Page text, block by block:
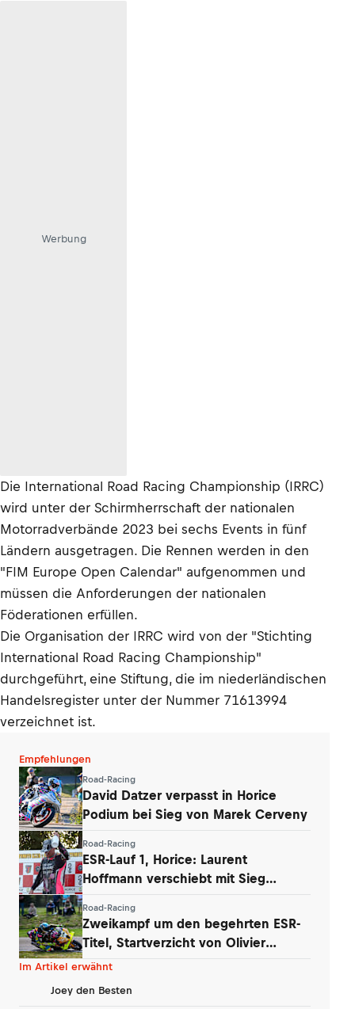
Werbung
Die International Road Racing Championship (IRRC)
wird unter der Schirmherrschaft der nationalen
Motorradverbände 2023 bei sechs Events in fünf
Ländern ausgetragen. Die Rennen werden in den
"FIM Europe Open Calendar" aufgenommen und
müssen die Anforderungen der nationalen
Föderationen erfüllen.
Die Organisation der IRRC wird von der "Stichting
International Road Racing Championship"
durchgeführt, eine Stiftung, die im niederländischen
Handelsregister unter der Nummer 71613994
verzeichnet ist.
Empfehlungen
Road-Racing
David Datzer verpasst in Horice
Podium bei Sieg von Marek Cerveny
Road-Racing
ESR-Lauf 1, Horice: Laurent
Hoffmann verschiebt mit Sieg
Road-Racing
Zweikampf um den begehrten ESR-
Titel, Startverzicht von Olivier
Lupberger
Im Artikel erwähnt
Joey den Besten